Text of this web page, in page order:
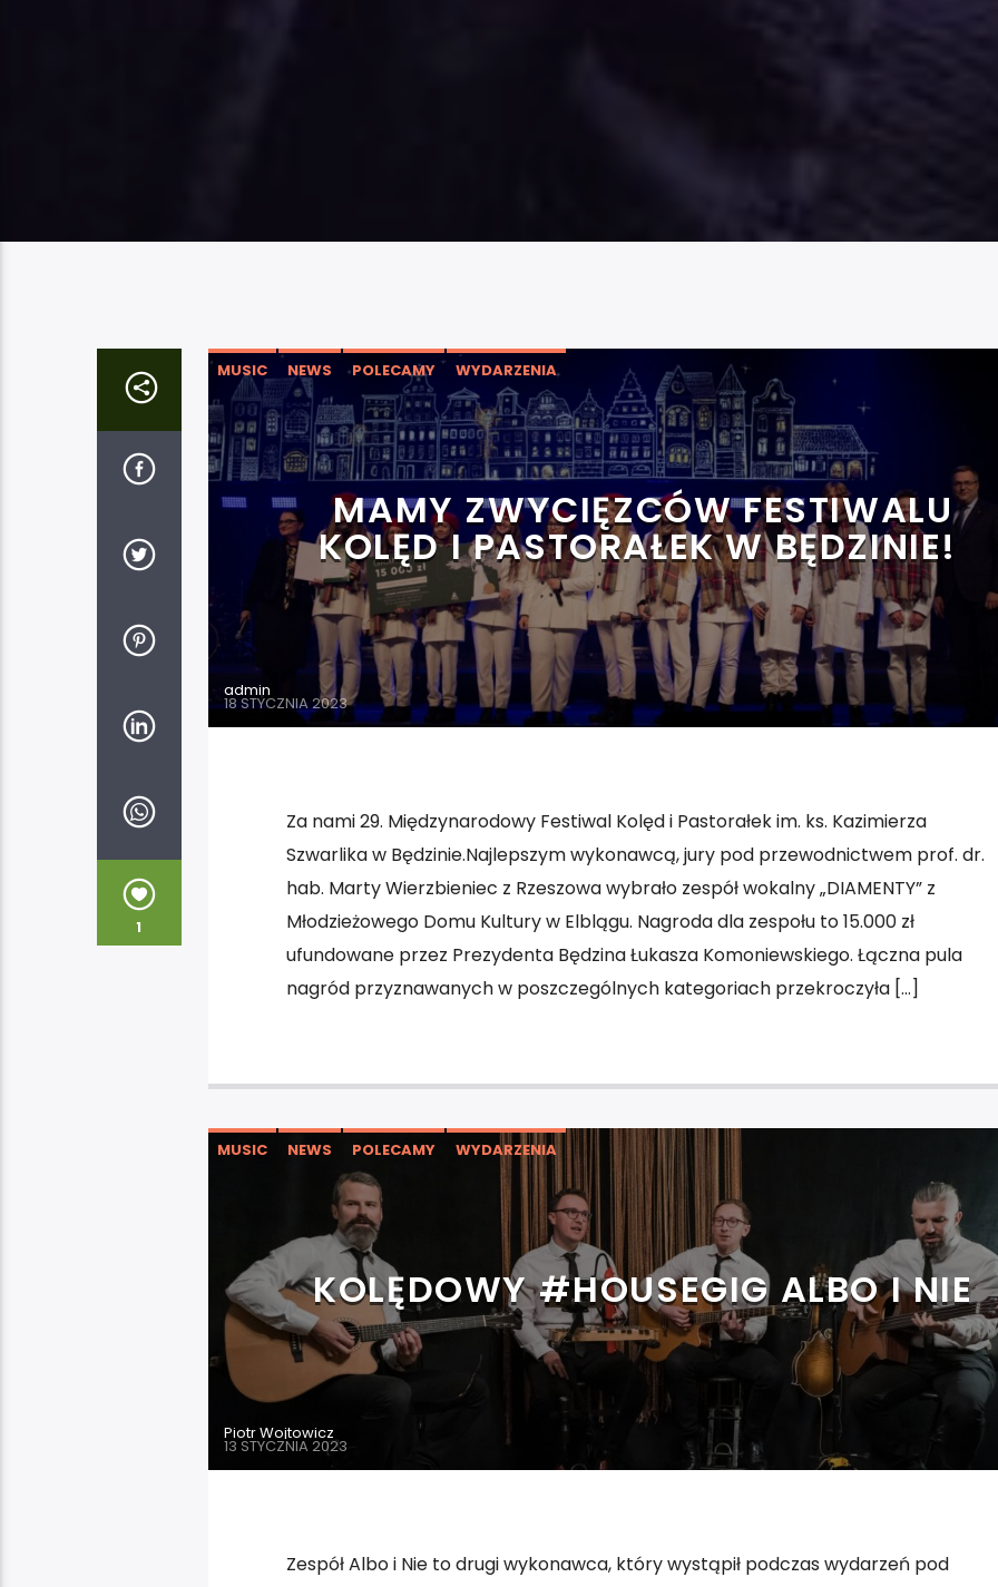
1
MUSIC NEWS POLECAMY WYDARZENIA
MAMY ZWYCIĘZCÓW FESTIWALU
KOLĘD I PASTORAŁEK W BĘDZINIE!
admin
18 STYCZNIA 2023
Za nami 29. Międzynarodowy Festiwal Kolęd i Pastorałek im. ks. Kazimierza
Szwarlika w Będzinie.Najlepszym wykonawcą, jury pod przewodnictwem prof. dr.
hab. Marty Wierzbieniec z Rzeszowa wybrało zespół wokalny „DIAMENTY” z
Młodzieżowego Domu Kultury w Elblągu. Nagroda dla zespołu to 15.000 zł
ufundowane przez Prezydenta Będzina Łukasza Komoniewskiego. Łączna pula
nagród przyznawanych w poszczególnych kategoriach przekroczyła […]
MUSIC NEWS POLECAMY WYDARZENIA
KOLĘDOWY #HOUSEGIG ALBO I NIE
Piotr Wojtowicz
13 STYCZNIA 2023
Zespół Albo i Nie to drugi wykonawca, który wystąpił podczas wydarzeń pod